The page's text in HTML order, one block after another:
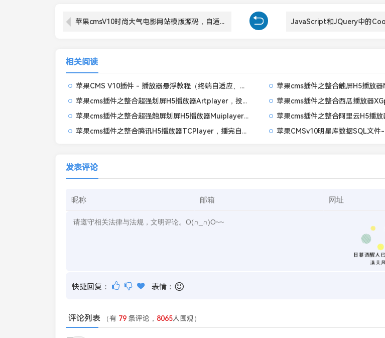
苹果cmsV10时尚大气电影网站模版源码，自适应wap，去除授权
相关阅读
苹果CMS V10插件 - 播放器悬浮教程（终端自适应、适用任何播放器和模板）
苹果cms插件之整合超强划屏H5播放器Artplayer，投屏、自动下一集、记忆播放、弹幕、画中画
苹果cms插件之整合超强触屏划屏H5播放器Muiplayer，播完自动下一集带记忆播放功能
苹果cms插件之整合腾讯H5播放器TCPlayer，播完自动下一集带记忆播放和倍速播放功能
发表评论
快捷回复： 表情：
评论列表 （有 79条评论， 8065人围观）